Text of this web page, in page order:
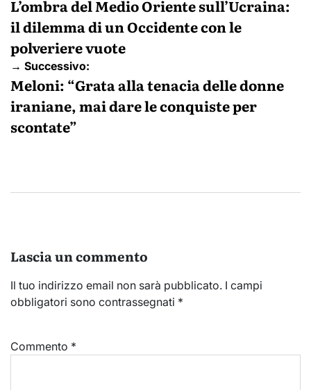
articoli
L’ombra del Medio Oriente sull’Ucraina:
il dilemma di un Occidente con le
polveriere vuote
→ Successivo:
Meloni: “Grata alla tenacia delle donne
iraniane, mai dare le conquiste per
scontate”
Lascia un commento
Il tuo indirizzo email non sarà pubblicato. I campi
obbligatori sono contrassegnati *
Commento *